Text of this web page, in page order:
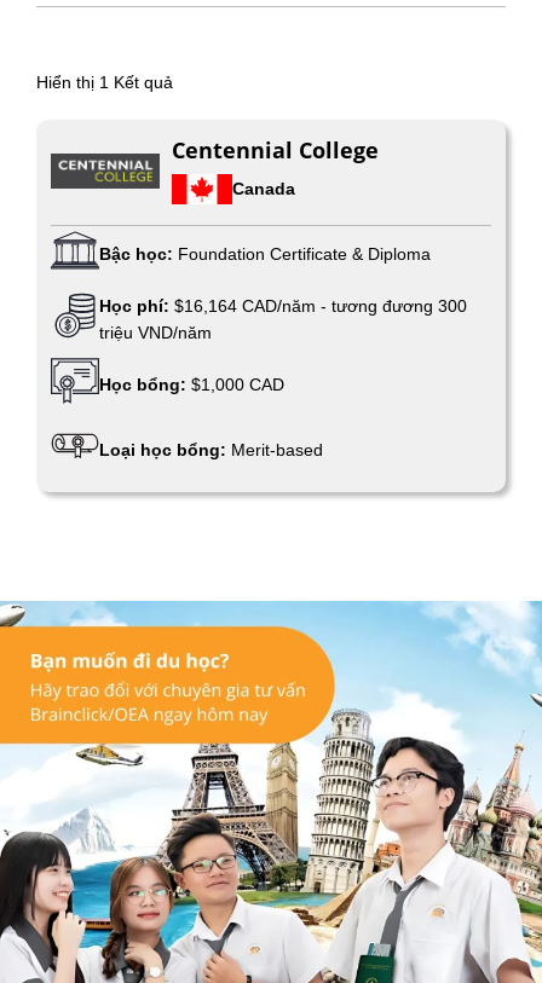
Hiển thị 1 Kết quả
Centennial College
Canada
Bậc học: Foundation Certificate & Diploma
Học phí: $16,164 CAD/năm - tương đương 300
triệu VND/năm
Học bổng: $1,000 CAD
Loại học bổng: Merit-based